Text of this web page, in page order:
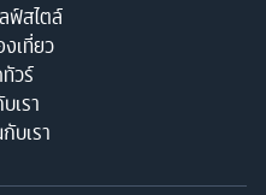
ฟ์สไตล์
เที่ยว
วร์
เรา
บเรา